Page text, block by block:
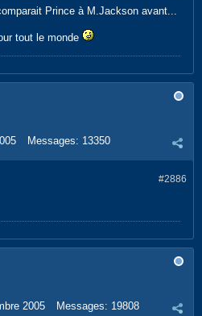
Prince à M.Jackson avant...
tout le monde
Messages: 13350
#2886
2005 Messages: 19808